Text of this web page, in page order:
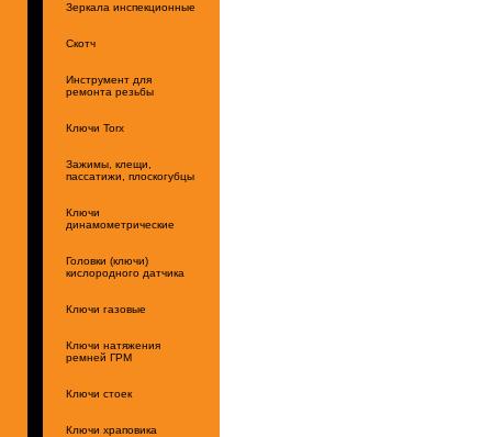
Зеркала инспекционные
Скотч
Инструмент для
ремонта резьбы
Ключи Torx
Зажимы, клещи,
пассатижи, плоскогубцы
Ключи
динамометрические
Головки (ключи)
кислородного датчика
Ключи газовые
Ключи натяжения
ремней ГРМ
Ключи стоек
Ключи храповика